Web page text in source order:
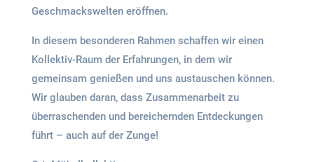
Geschmackswelten eröffnen.
In diesem besonderen Rahmen schaffen wir einen
Kollektiv-Raum der Erfahrungen, in dem wir
gemeinsam genießen und uns austauschen können.
Wir glauben daran, dass Zusammenarbeit zu
überraschenden und bereichernden Entdeckungen
führt – auch auf der Zunge!